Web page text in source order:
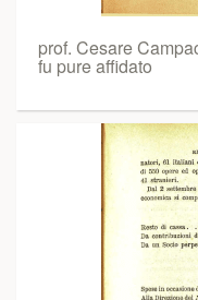
prof. Cesare
fu pure affidato